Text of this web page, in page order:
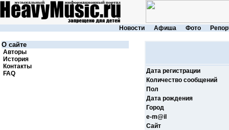
Новости Афиша Фото
О сайте
Авторы
История
Контакты
FAQ
Дата регистрации
Количество сообщений
Пол
Дата рождения
Город
e-m@il
Cайт